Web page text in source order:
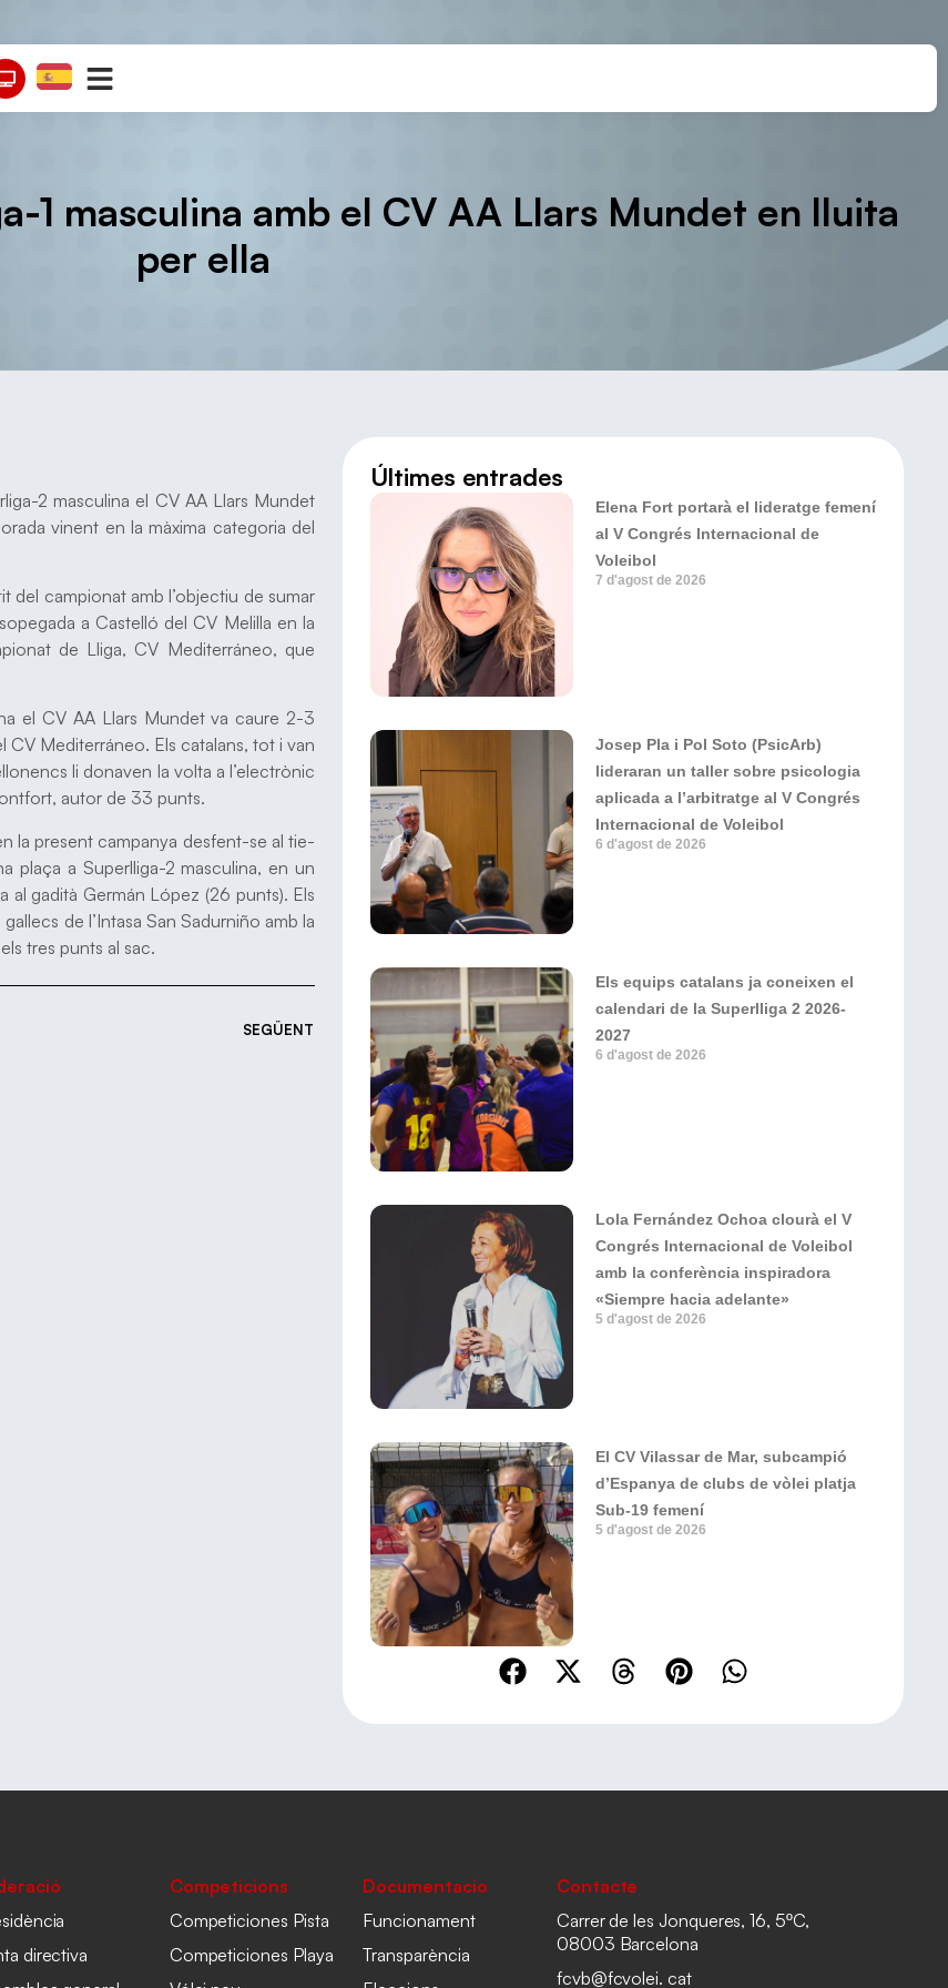
1 masculina amb el CV AA Llars Mundet en lluita
per ella
2 masculina el CV AA Llars Mundet
vinent en la màxima categoria del
del campionat amb l’objectiu de sumar
a Castelló del CV Melilla en la
de Lliga, CV Mediterráneo, que
el CV AA Llars Mundet va caure 2-3
Mediterráneo. Els catalans, tot i van
li donaven la volta a l’electrònic
autor de 33 punts.
la present campanya desfent-se al tie-
plaça a Superlliga-2 masculina, en un
gadità Germán López (26 punts). Els
de l’Intasa San Sadurniño amb la
tres punts al sac.
SEGÜENT
Últimes entrades
Elena Fort portarà el lideratge femení
al V Congrés Internacional de
Voleibol
7 d'agost de 2026
Josep Pla i Pol Soto (PsicArb)
lideraran un taller sobre psicologia
aplicada a l’arbitratge al V Congrés
Internacional de Voleibol
6 d'agost de 2026
Els equips catalans ja coneixen el
calendari de la Superlliga 2 2026-
2027
6 d'agost de 2026
Lola Fernández Ochoa clourà el V
Congrés Internacional de Voleibol
amb la conferència inspiradora
«Siempre hacia adelante»
5 d'agost de 2026
El CV Vilassar de Mar, subcampió
d’Espanya de clubs de vòlei platja
Sub-19 femení
5 d'agost de 2026
directiva
Competicions
Competiciones Pista
Competiciones Playa
Documentacio
Funcionament
Transparència
Contacte
Carrer de les Jonqueres, 16, 5ºC,
08003 Barcelona
fcvb@fcvolei. cat